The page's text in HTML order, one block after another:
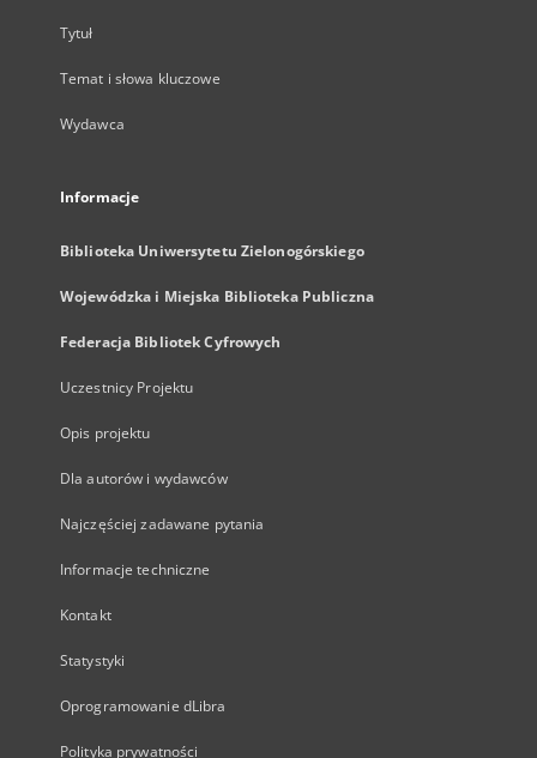
Tytuł
Temat i słowa kluczowe
Wydawca
Informacje
Biblioteka Uniwersytetu Zielonogórskiego
Wojewódzka i Miejska Biblioteka Publiczna
Federacja Bibliotek Cyfrowych
Uczestnicy Projektu
Opis projektu
Dla autorów i wydawców
Najczęściej zadawane pytania
Informacje techniczne
Kontakt
Statystyki
Oprogramowanie dLibra
Polityka prywatności